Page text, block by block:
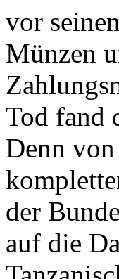
vor
Münzen
Tod fand
Denn
der
auf die